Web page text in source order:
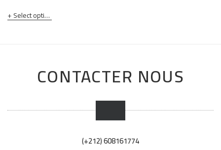
Select options
CONTACTER NOUS
(+212) 608161774